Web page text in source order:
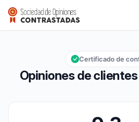
Nutrimea
Calificación global: 9,3 de 10
9,3/10
Opiniones de
Certificado de